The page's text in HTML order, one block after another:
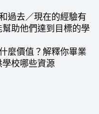
過去／現在的經驗有
助他們達到目標的學
麼價值？解釋你畢業
校哪些資源